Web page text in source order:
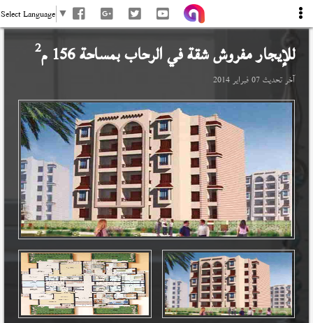
Select Language ▼
للإيجار مفروش شقة فيالرحاببمساحة 156 م 2
آخر تحديث07 فبراير 2014